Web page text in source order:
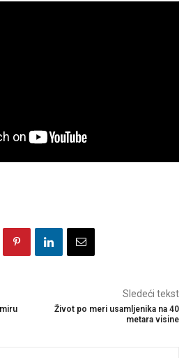
Sledeći tekst
Život po meri usamljenika na 40
metara visine